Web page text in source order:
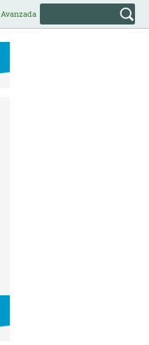
Avanzada